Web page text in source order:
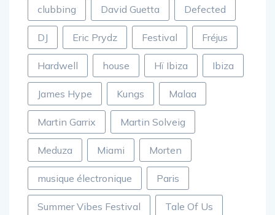
clubbing David Guetta Defected
DJ Eric Prydz Festival Fréjus
Hardwell house Hï Ibiza Ibiza
James Hype Kungs Malaa
Martin Garrix Martin Solveig
Meduza Miami Morten
musique électronique Paris
Summer Vibes Festival Tale Of Us